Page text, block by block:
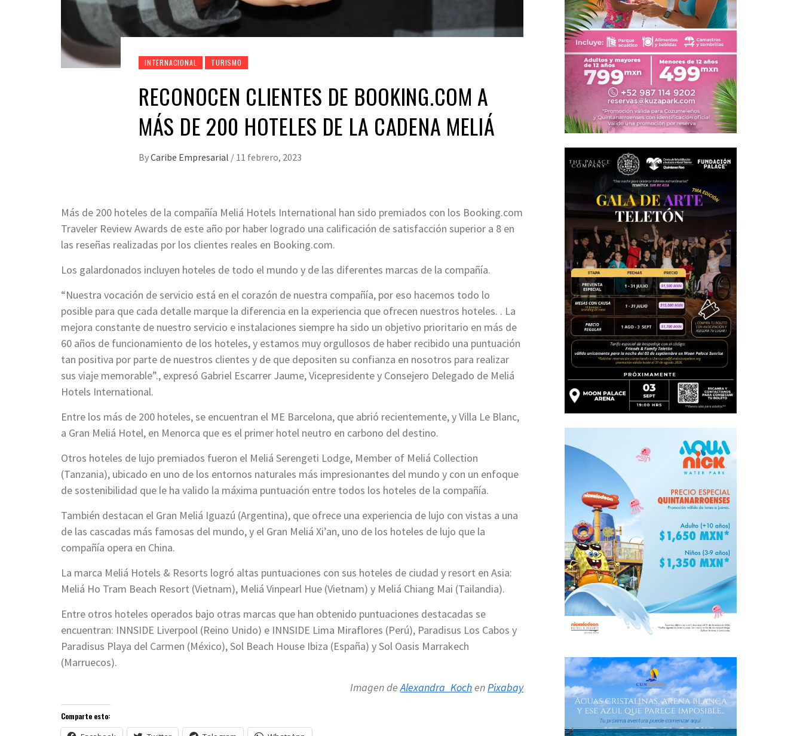
INTERNACIONAL TURISMO
RECONOCEN CLIENTES DE BOOKING.COM A
MÁS DE 200 HOTELES DE LA CADENA MELIÁ
ByCaribe Empresarial / 11 febrero, 2023
Más de 200 hoteles de la compañía Meliá Hotels International han sido premiados con los Booking.com
Traveler Review Awards de este año por haber logrado una calificación de satisfacción superior a 8 en
las reseñas realizadas por los clientes reales en Booking.com.
Los galardonados incluyen hoteles de todo el mundo y de las diferentes marcas de la compañía.
“Nuestra vocación de servicio está en el corazón de nuestra compañía, por eso hacemos todo lo
posible para que cada detalle marque la diferencia en la experiencia que ofrecen nuestros hoteles. . La
mejora constante de nuestro servicio e instalaciones siempre ha sido un objetivo prioritario en más de
60 años de funcionamiento de los hoteles, y estamos muy orgullosos de haber recibido una puntuación
tan positiva por parte de nuestros clientes y de que depositen su confianza en nosotros para realizar
sus viaje memorable”., expresó Gabriel Escarrer Jaume, Vicepresidente y Consejero Delegado de Meliá
Hotels International.
Entre los más de 200 hoteles, se encuentran el ME Barcelona, que abrió recientemente, y Villa Le Blanc,
a Gran Meliá Hotel, en Menorca que es el primer hotel neutro en carbono del destino.
Otros hoteles de lujo premiados fueron el Meliá Serengeti Lodge, Member of Meliá Collection
(Tanzania), ubicado en uno de los entornos naturales más impresionantes del mundo y con un enfoque
de sostenibilidad que le ha valido la máxima puntuación entre todos los hoteles de la compañía.
También destacan el Gran Meliá Iguazú (Argentina), que ofrece una experiencia de lujo con vistas a una
de las cascadas más famosas del mundo, y el Gran Meliá Xi’an, uno de los hoteles de lujo que la
compañía opera en China.
La marca Meliá Hotels & Resorts logró altas puntuaciones con sus hoteles de ciudad y resort en Asia:
Meliá Ho Tram Beach Resort (Vietnam), Meliá Vinpearl Hue (Vietnam) y Meliá Chiang Mai (Tailandia).
Entre otros hoteles operados bajo otras marcas que han obtenido puntuaciones destacadas se
encuentran: INNSIDE Liverpool (Reino Unido) e INNSIDE Lima Miraflores (Perú), Paradisus Los Cabos y
Paradisus Playa del Carmen (México), Sol Beach House Ibiza (España) y Sol Oasis Marrakech
(Marruecos).
Imagen deAlexandra_KochenPixabay
Comparte esto: